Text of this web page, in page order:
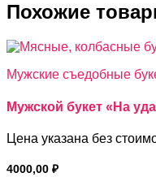
Похожие
Мужские съедобные
Мужской букет «На
Цена указана без
4000,00 ₽